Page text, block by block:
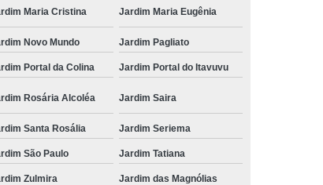
Maria Cristina Jardim Maria Eugênia
Novo Mundo Jardim Pagliato
Portal da Colina Jardim Portal do Itavuvu
Rosária Alcoléa Jardim Saira
Santa Rosália Jardim Seriema
São Paulo Jardim Tatiana
Zulmira Jardim das Magnólias